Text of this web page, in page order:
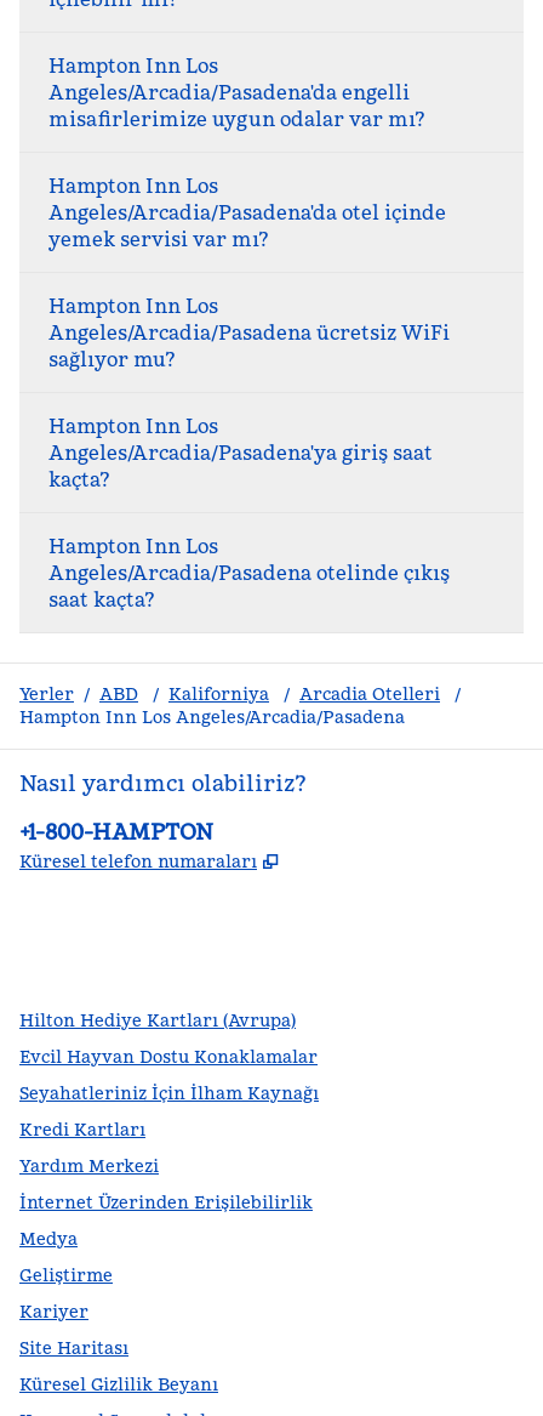
Hampton Inn Los
Angeles/Arcadia/Pasadena'da engelli
misafirlerimize uygun odalar var mı?
Hampton Inn Los
Angeles/Arcadia/Pasadena'da otel içinde
yemek servisi var mı?
Hampton Inn Los
Angeles/Arcadia/Pasadena ücretsiz WiFi
sağlıyor mu?
Hampton Inn Los
Angeles/Arcadia/Pasadena'ya giriş saat
kaçta?
Hampton Inn Los
Angeles/Arcadia/Pasadena otelinde çıkış
saat kaçta?
Yerler / ABD / Kaliforniya / Arcadia Otelleri
/
Hampton Inn Los Angeles/Arcadia/Pasadena
Nasıl yardımcı olabiliriz?
Telefon:
+1-800-HAMPTON
Küresel telefon numaraları ,
Hilton Hediye Kartları (Avrupa)
Evcil Hayvan Dostu Konaklamalar
Seyahatleriniz İçin İlham Kaynağı
Kredi Kartları
Yardım Merkezi
İnternet Üzerinden Erişilebilirlik
Medya
Geliştirme
Kariyer
Site Haritası
Küresel Gizlilik Beyanı